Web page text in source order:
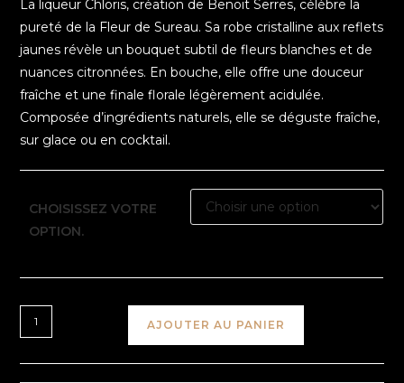
La liqueur Chloris, création de Benoit Serres, célèbre la
pureté de la Fleur de Sureau. Sa robe cristalline aux reflets
jaunes révèle un bouquet subtil de fleurs blanches et de
nuances citronnées. En bouche, elle offre une douceur
fraîche et une finale florale légèrement acidulée.
Composée d’ingrédients naturels, elle se déguste fraîche,
sur glace ou en cocktail.
CHOISISSEZ VOTRE
OPTION.
AJOUTER AU PANIER